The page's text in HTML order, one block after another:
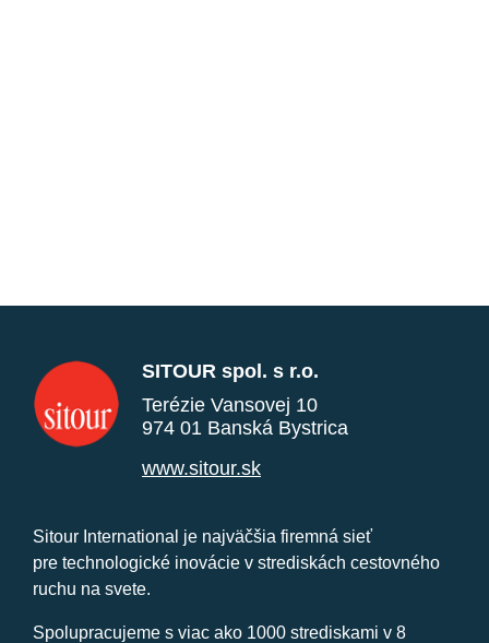
SITOUR spol. s r.o.
Terézie Vansovej 10
974 01 Banská Bystrica
www.sitour.sk
Sitour International je najväčšia firemná sieť
pre technologické inovácie v strediskách cestovného
ruchu na svete.
Spolupracujeme s viac ako 1000 strediskami v 8